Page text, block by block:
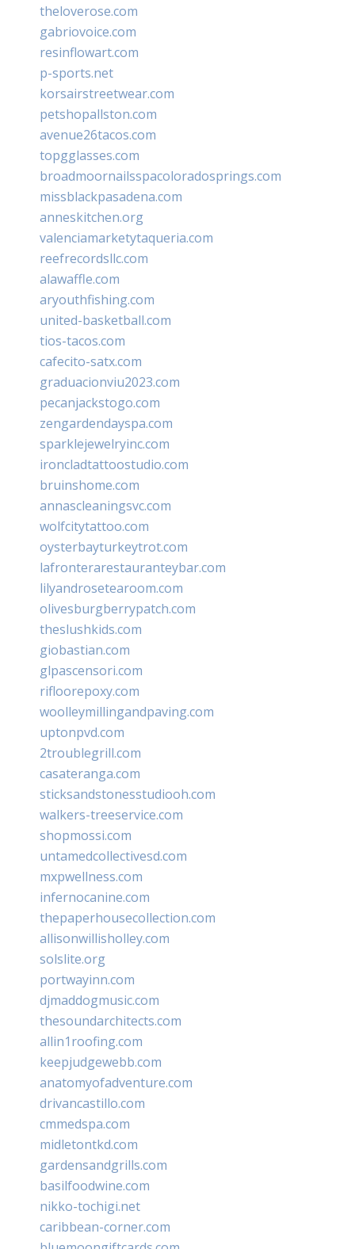
theloverose.com
gabriovoice.com
resinflowart.com
p-sports.net
korsairstreetwear.com
petshopallston.com
avenue26tacos.com
topgglasses.com
broadmoornailsspacoloradosprings.com
missblackpasadena.com
anneskitchen.org
valenciamarketytaqueria.com
reefrecordsllc.com
alawaffle.com
aryouthfishing.com
united-basketball.com
tios-tacos.com
cafecito-satx.com
graduacionviu2023.com
pecanjackstogo.com
zengardendayspa.com
sparklejewelryinc.com
ironcladtattoostudio.com
bruinshome.com
annascleaningsvc.com
wolfcitytattoo.com
oysterbayturkeytrot.com
lafronterarestauranteybar.com
lilyandrosetearoom.com
olivesburgberrypatch.com
theslushkids.com
giobastian.com
glpascensori.com
rifloorepoxy.com
woolleymillingandpaving.com
uptonpvd.com
2troublegrill.com
casateranga.com
sticksandstonesstudiooh.com
walkers-treeservice.com
shopmossi.com
untamedcollectivesd.com
mxpwellness.com
infernocanine.com
thepaperhousecollection.com
allisonwillisholley.com
solslite.org
portwayinn.com
djmaddogmusic.com
thesoundarchitects.com
allin1roofing.com
keepjudgewebb.com
anatomyofadventure.com
drivancastillo.com
cmmedspa.com
midletontkd.com
gardensandgrills.com
basilfoodwine.com
nikko-tochigi.net
caribbean-corner.com